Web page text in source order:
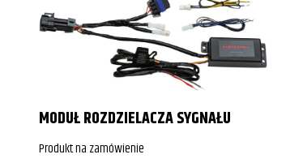
Kawasaki
Kawasaki
Kawasaki
Kawasaki
MODUŁ ROZDZIELACZA SYGNAŁU
Produkt na zamówienie